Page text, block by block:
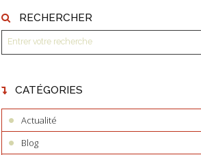
RECHERCHER
CATÉGORIES
Actualité
Blog